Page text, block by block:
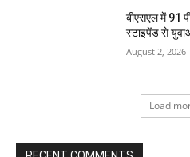
बीएसएल में 91
स्टाइपेंड से
August 2, 2026
Load